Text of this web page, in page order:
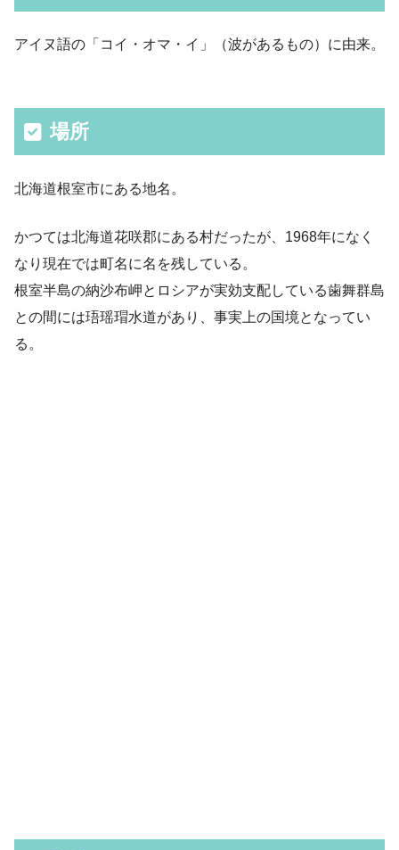
アイヌ語の「コイ・オマ・イ」（波があるもの）に由来。
場所
北海道根室市にある地名。
かつては北海道花咲郡にある村だったが、1968年になく
なり現在では町名に名を残している。
根室半島の納沙布岬とロシアが実効支配している歯舞群島
との間には珸瑶瑁水道があり、事実上の国境となってい
る。